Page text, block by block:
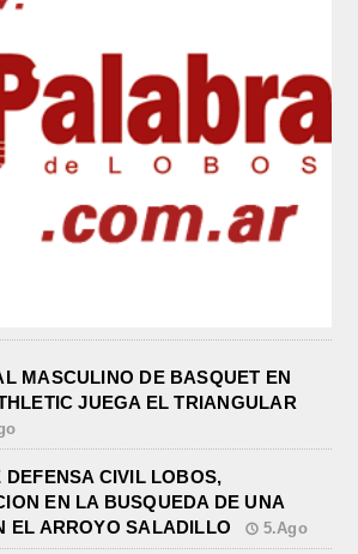
MASCULINO DE BASQUET EN
JUEGA EL TRIANGULAR
DEFENSA CIVIL LOBOS,
EN LA BUSQUEDA DE UNA
EL ARROYO SALADILLO
5.Ago